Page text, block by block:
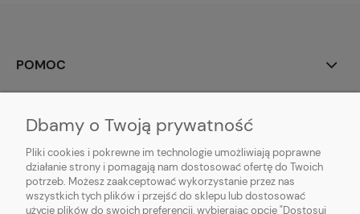
POMOC
PŁATNOŚCI I DOSTAWA
INFORMACJE
Dbamy o Twoją prywatność
Pliki cookies i pokrewne im technologie umożliwiają poprawne
działanie strony i pomagają nam dostosować ofertę do Twoich
potrzeb. Możesz zaakceptować wykorzystanie przez nas
wszystkich tych plików i przejść do sklepu lub dostosować
użycie plików do swoich preferencji, wybierając opcję "Dostosuj